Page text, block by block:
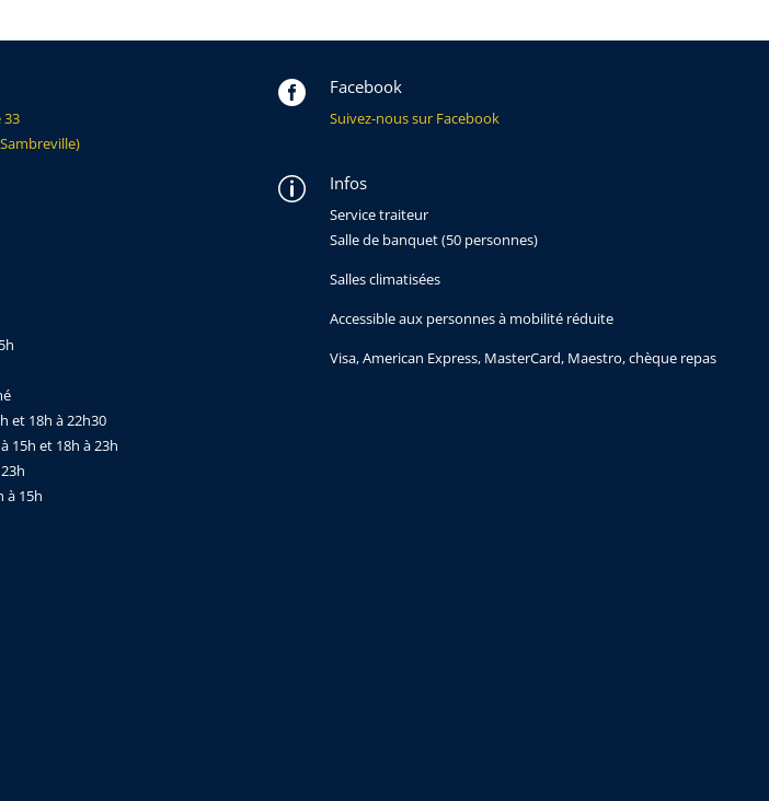
33
et 18h à 22h30
15h et 18h à 23h
à 15h
 Facebook
Suivez-nous sur Facebook
p Infos
Service traiteur
Salle de banquet (50 personnes)
Salles climatisées
Accessible aux personnes à mobilité réduite
Visa, American Express, MasterCard, Maestro, chèque repas